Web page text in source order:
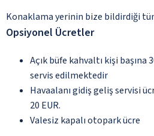
Konaklama yerinin bize bildirdiği
Opsiyonel Ücretler
Açık büfe kahvaltı kişi başına
servis edilmektedir
Havaalanı gidiş geliş servisi
20 EUR.
Valesiz kapalı otopark ücre